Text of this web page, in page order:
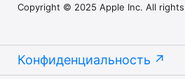
Copyright © 2025 Apple Inc. All
Конфиденциальность